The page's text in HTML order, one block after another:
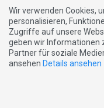
Impressum |
DE FR IT
Wir verwenden Cookies,
personalisieren,
Zugriffe auf unsere
geben wir Informationen
Partner für soziale
ansehen Details ansehen